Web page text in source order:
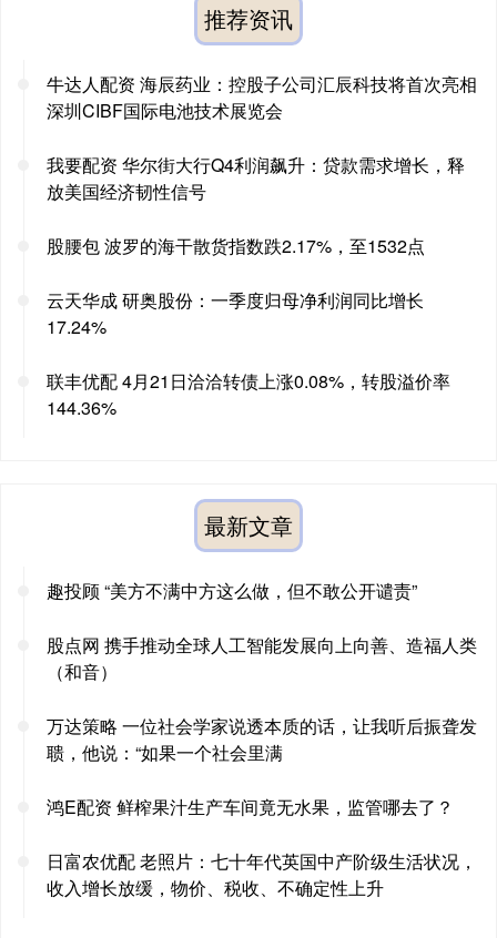
推荐资讯
牛达人配资 海辰药业：控股子公司汇辰科技将首次亮相
深圳CIBF国际电池技术展览会
我要配资 华尔街大行Q4利润飙升：贷款需求增长，释
放美国经济韧性信号
股腰包 波罗的海干散货指数跌2.17%，至1532点
云天华成 研奥股份：一季度归母净利润同比增长
17.24%
联丰优配 4月21日洽洽转债上涨0.08%，转股溢价率
144.36%
最新文章
趣投顾 “美方不满中方这么做，但不敢公开谴责”
股点网 携手推动全球人工智能发展向上向善、造福人类
（和音）
万达策略 一位社会学家说透本质的话，让我听后振聋发
聩，他说：“如果一个社会里满
鸿E配资 鲜榨果汁生产车间竟无水果，监管哪去了？
日富农优配 老照片：七十年代英国中产阶级生活状况，
收入增长放缓，物价、税收、不确定性上升